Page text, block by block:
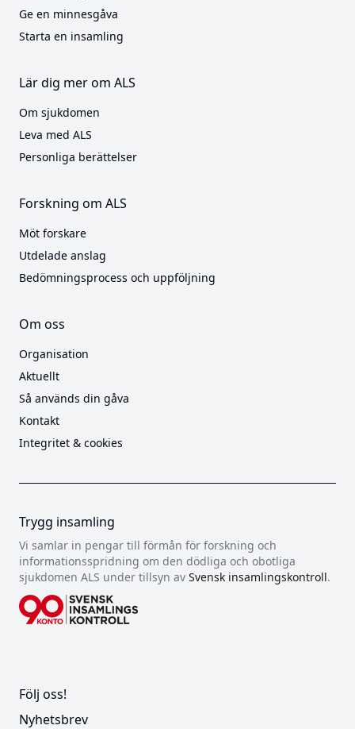
Ge en minnesgåva
Starta en insamling
Lär dig mer om ALS
Om sjukdomen
Leva med ALS
Personliga berättelser
Forskning om ALS
Möt forskare
Utdelade anslag
Bedömningsprocess och uppföljning
Om oss
Organisation
Aktuellt
Så används din gåva
Kontakt
Integritet & cookies
Trygg insamling
Vi samlar in pengar till förmån för forskning och
informationsspridning om den dödliga och obotliga
sjukdomen ALS under tillsyn av Svensk insamlingskontroll.
Följ oss!
Nyhetsbrev